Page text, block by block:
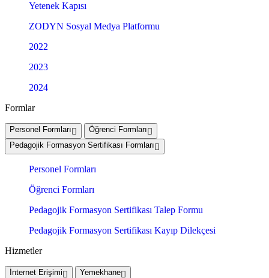
Yetenek Kapısı
ZODYN Sosyal Medya Platformu
2022
2023
2024
Formlar
Personel Formları
Öğrenci Formları
Pedagojik Formasyon Sertifikası Formları
Personel Formları
Öğrenci Formları
Pedagojik Formasyon Sertifikası Talep Formu
Pedagojik Formasyon Sertifikası Kayıp Dilekçesi
Hizmetler
İnternet Erişimi Yemekhane